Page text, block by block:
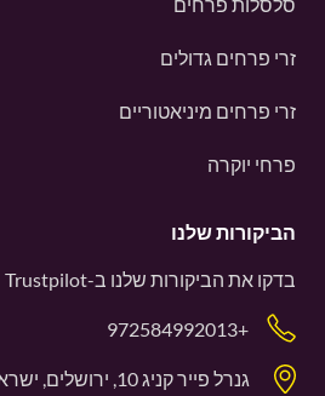
זרי פרחים גדולים
זרי פרחים מיניאטוריים
פרחי יוקרה
הביקורות שלנו
בדקו את הביקורות שלנו ב-Trustpilot
+972584992013
גנרל פייר קניג 10, ירושלים, ישראל